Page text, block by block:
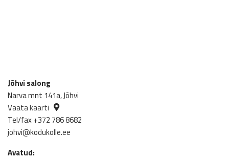
Jõhvi salong
Narva mnt 141a, Jõhvi
Vaata kaarti
Tel/fax +372 786 8682
johvi@kodukolle.ee
Avatud: